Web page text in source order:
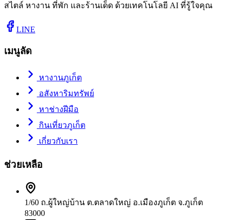
สไตล์ หางาน ที่พัก และร้านเด็ด ด้วยเทคโนโลยี AI ที่รู้ใจคุณ
LINE
เมนูลัด
หางานภูเก็ต
อสังหาริมทรัพย์
หาช่างฝีมือ
กินเที่ยวภูเก็ต
เกี่ยวกับเรา
ช่วยเหลือ
1/60 ถ.ผู้ใหญ่บ้าน ต.ตลาดใหญ่ อ.เมืองภูเก็ต จ.ภูเก็ต
83000